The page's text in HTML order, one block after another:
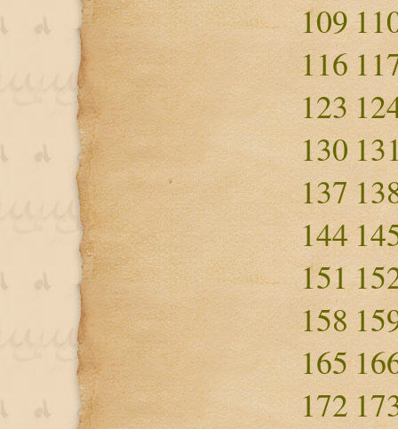
109
116
123
130
137
144
151
158
165
172